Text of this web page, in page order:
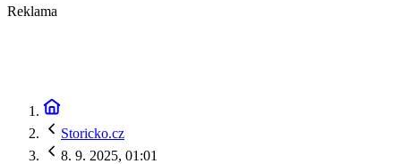
Reklama
Storicko.cz
8. 9. 2025, 01:01